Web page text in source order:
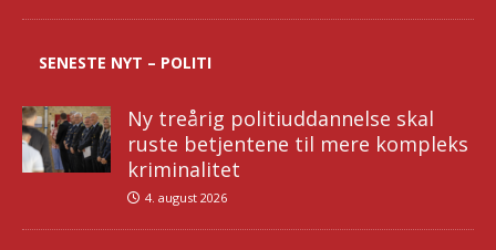
SENESTE NYT – POLITI
Ny treårig politiuddannelse skal
ruste betjentene til mere kompleks
kriminalitet
4. august 2026